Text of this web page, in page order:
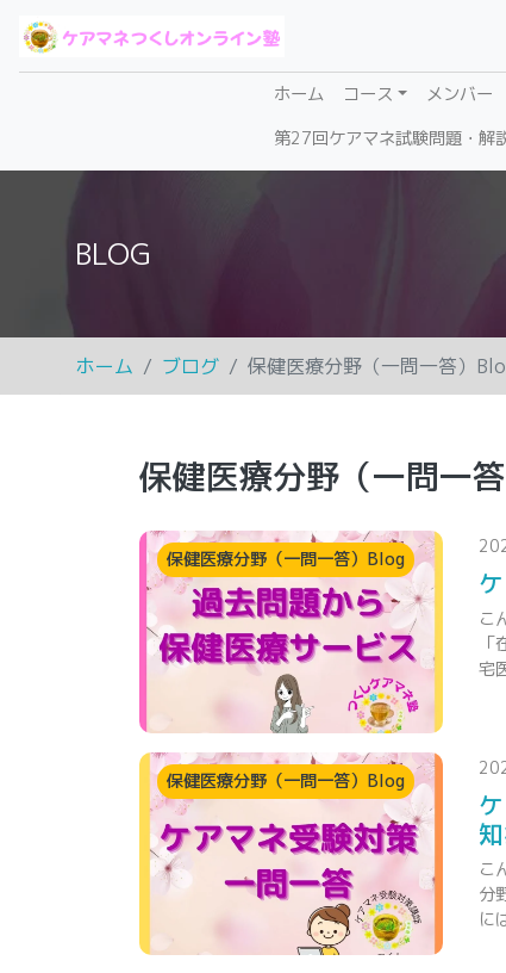
ホーム(current)
コース メンバー
第27回ケアマネ試験問題・解
BLOG
ホーム ブログ 保健医療分野（一問一答）
保健医療分野（一問一
保健医療分野（一問一答）Blog
こ
宅
保健医療分野（一問一答）Blog
こ
分
に